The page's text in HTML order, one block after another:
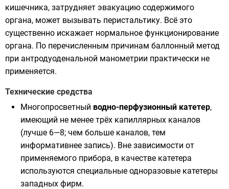
кишечника, затрудняет эвакуацию содержимого
органа, может вызывать перистальтику. Всё это
существенно искажает нормальное функционирование
органа. По перечисленным причинам баллонный метод
при антродуоденальной манометрии практически не
применяется.
Технические средства
Многопросветный водно-перфузионный катетер,
имеющий не менее трёх капиллярных каналов
(лучше 6—8; чем больше каналов, тем
информативнее запись). Вне зависимости от
применяемого прибора, в качестве катетера
используются специальные одноразовые катетеры
западных фирм.